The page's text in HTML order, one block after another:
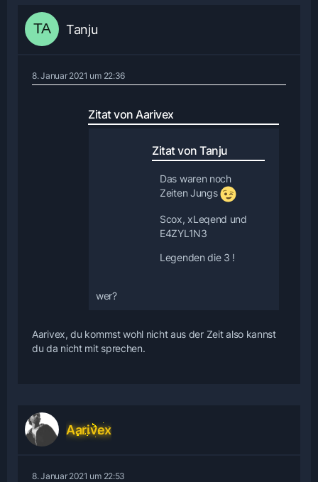
Tanju
8. Januar 2021 um 22:36
Zitat von Aarivex
Zitat von Tanju
Das waren noch
Zeiten Jungs
Scox, xLeqend und
E4ZYL1N3
Legenden die 3 !
wer?
Aarivex, du kommst wohl nicht aus der Zeit also kannst
du da nicht mit sprechen.
Aarivex
8. Januar 2021 um 22:53